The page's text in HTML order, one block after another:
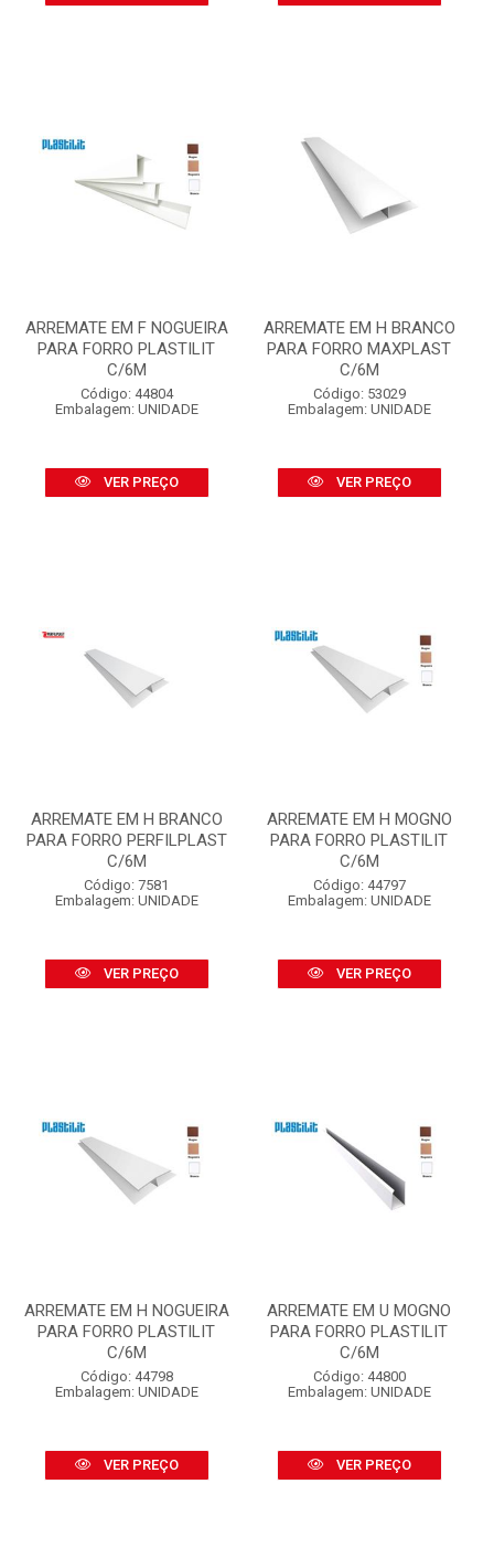
ARREMATE EM F NOGUEIRA
PARA FORRO PLASTILIT
C/6M
Código: 44804
Embalagem: UNIDADE
VER PREÇO
ARREMATE EM H BRANCO
PARA FORRO MAXPLAST
C/6M
Código: 53029
Embalagem: UNIDADE
VER PREÇO
ARREMATE EM H BRANCO
PARA FORRO PERFILPLAST
C/6M
Código: 7581
Embalagem: UNIDADE
VER PREÇO
ARREMATE EM H MOGNO
PARA FORRO PLASTILIT
C/6M
Código: 44797
Embalagem: UNIDADE
VER PREÇO
ARREMATE EM H NOGUEIRA
PARA FORRO PLASTILIT
C/6M
Código: 44798
Embalagem: UNIDADE
VER PREÇO
ARREMATE EM U MOGNO
PARA FORRO PLASTILIT
C/6M
Código: 44800
Embalagem: UNIDADE
VER PREÇO